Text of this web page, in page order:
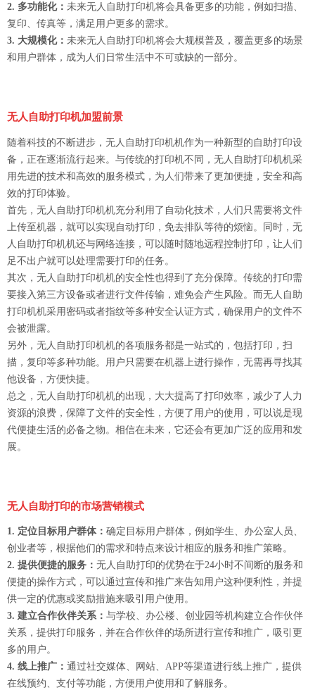
2. 多功能化： 未来无人自助打印机将会具备更多的功能，例如扫描、
复印、传真等，满足用户更多的需求。
3. 大规模化： 未来无人自助打印机将会大规模普及，覆盖更多的场景
和用户群体，成为人们日常生活中不可或缺的一部分。
无人自助打印机加盟前景
随着科技的不断进步，无人自助打印机机作为一种新型的自助打印设
备，正在逐渐流行起来。与传统的打印机不同，无人自助打印机机采
用先进的技术和高效的服务模式，为人们带来了更加便捷，安全和高
效的打印体验。
首先，无人自助打印机机充分利用了自动化技术，人们只需要将文件
上传至机器，就可以实现自动打印，免去排队等待的烦恼。同时，无
人自助打印机机还与网络连接，可以随时随地远程控制打印，让人们
足不出户就可以处理需要打印的任务。
其次，无人自助打印机机的安全性也得到了充分保障。传统的打印需
要接入第三方设备或者进行文件传输，难免会产生风险。而无人自助
打印机机采用密码或者指纹等多种安全认证方式，确保用户的文件不
会被泄露。
另外，无人自助打印机机的各项服务都是一站式的，包括打印，扫
描，复印等多种功能。用户只需要在机器上进行操作，无需再寻找其
他设备，方便快捷。
总之，无人自助打印机机的出现，大大提高了打印效率，减少了人力
资源的浪费，保障了文件的安全性，方便了用户的使用，可以说是现
代便捷生活的必备之物。相信在未来，它还会有更加广泛的应用和发
展。
无人自助打印的市场营销模式
1. 定位目标用户群体： 确定目标用户群体，例如学生、办公室人员、
创业者等，根据他们的需求和特点来设计相应的服务和推广策略。
2. 提供便捷的服务： 无人自助打印的优势在于24小时不间断的服务和
便捷的操作方式，可以通过宣传和推广来告知用户这种便利性，并提
供一定的优惠或奖励措施来吸引用户使用。
3. 建立合作伙伴关系： 与学校、办公楼、创业园等机构建立合作伙伴
关系，提供打印服务，并在合作伙伴的场所进行宣传和推广，吸引更
多的用户。
4. 线上推广： 通过社交媒体、网站、APP等渠道进行线上推广，提供
在线预约、支付等功能，方便用户使用和了解服务。